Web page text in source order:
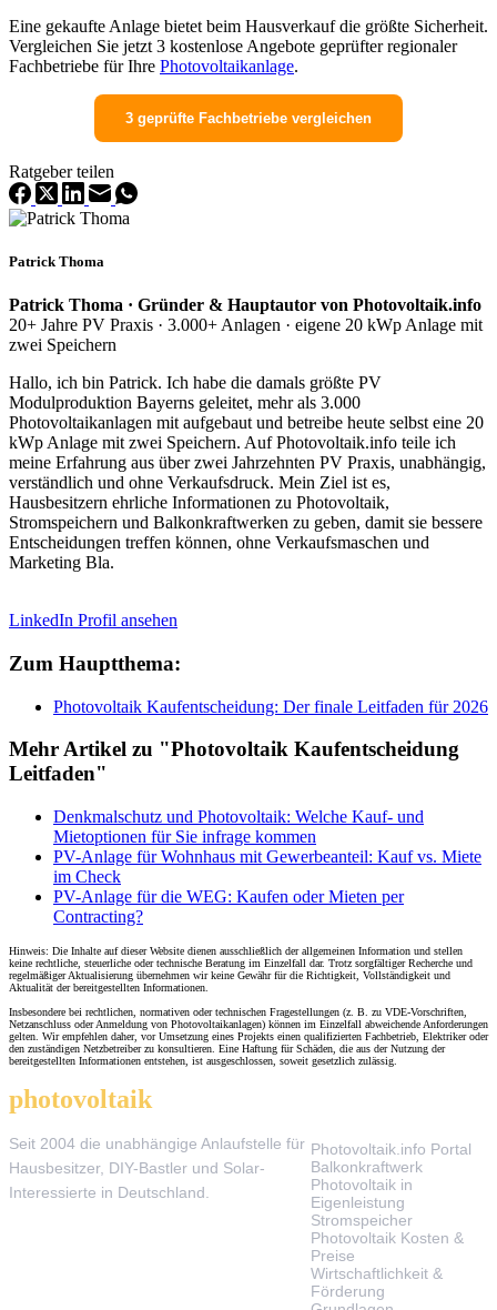
Eine gekaufte Anlage bietet beim Hausverkauf die größte Sicherheit.
Vergleichen Sie jetzt 3 kostenlose Angebote geprüfter regionaler
Fachbetriebe für Ihre Photovoltaikanlage.
3 geprüfte Fachbetriebe vergleichen
Ratgeber teilen
Patrick Thoma
Patrick Thoma · Gründer & Hauptautor von Photovoltaik.info
20+ Jahre PV Praxis · 3.000+ Anlagen · eigene 20 kWp Anlage mit
zwei Speichern
Hallo, ich bin Patrick. Ich habe die damals größte PV
Modulproduktion Bayerns geleitet, mehr als 3.000
Photovoltaikanlagen mit aufgebaut und betreibe heute selbst eine 20
kWp Anlage mit zwei Speichern. Auf Photovoltaik.info teile ich
meine Erfahrung aus über zwei Jahrzehnten PV Praxis, unabhängig,
verständlich und ohne Verkaufsdruck. Mein Ziel ist es,
Hausbesitzern ehrliche Informationen zu Photovoltaik,
Stromspeichern und Balkonkraftwerken zu geben, damit sie bessere
Entscheidungen treffen können, ohne Verkaufsmaschen und
Marketing Bla.
LinkedIn Profil ansehen
Zum Hauptthema:
Photovoltaik Kaufentscheidung: Der finale Leitfaden für 2026
Mehr Artikel zu "Photovoltaik Kaufentscheidung
Leitfaden"
Denkmalschutz und Photovoltaik: Welche Kauf- und
Mietoptionen für Sie infrage kommen
PV-Anlage für Wohnhaus mit Gewerbeanteil: Kauf vs. Miete
im Check
PV-Anlage für die WEG: Kaufen oder Mieten per
Contracting?
Hinweis: Die Inhalte auf dieser Website dienen ausschließlich der allgemeinen Information und stellen
keine rechtliche, steuerliche oder technische Beratung im Einzelfall dar. Trotz sorgfältiger Recherche und
regelmäßiger Aktualisierung übernehmen wir keine Gewähr für die Richtigkeit, Vollständigkeit und
Aktualität der bereitgestellten Informationen.
Insbesondere bei rechtlichen, normativen oder technischen Fragestellungen (z. B. zu VDE-Vorschriften,
Netzanschluss oder Anmeldung von Photovoltaikanlagen) können im Einzelfall abweichende Anforderungen
gelten. Wir empfehlen daher, vor Umsetzung eines Projekts einen qualifizierten Fachbetrieb, Elektriker oder
den zuständigen Netzbetreiber zu konsultieren. Eine Haftung für Schäden, die aus der Nutzung der
bereitgestellten Informationen entstehen, ist ausgeschlossen, soweit gesetzlich zulässig.
photovoltaik
Seit 2004 die unabhängige Anlaufstelle für
Hausbesitzer, DIY-Bastler und Solar-
Interessierte in Deutschland.
Photovoltaik.info Portal
Balkonkraftwerk
Photovoltaik in
Eigenleistung
Stromspeicher
Photovoltaik Kosten &
Preise
Wirtschaftlichkeit &
Förderung